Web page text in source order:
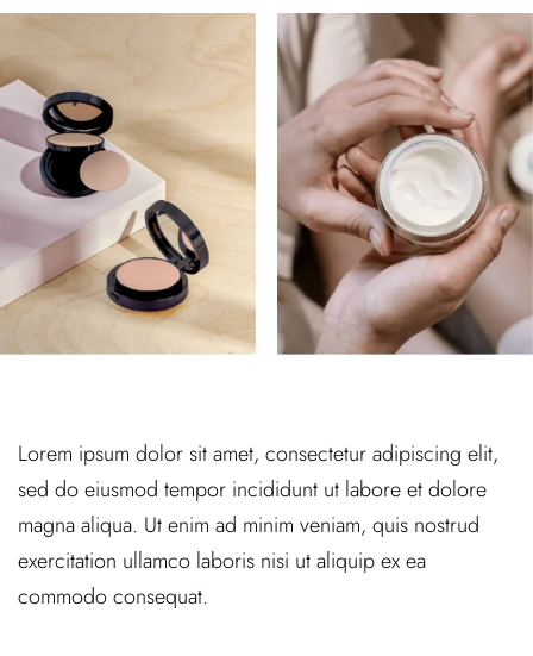
Lorem ipsum dolor sit amet, consectetur adipiscing elit,
sed do eiusmod tempor incididunt ut labore et dolore
magna aliqua. Ut enim ad minim veniam, quis nostrud
exercitation ullamco laboris nisi ut aliquip ex ea
commodo consequat.